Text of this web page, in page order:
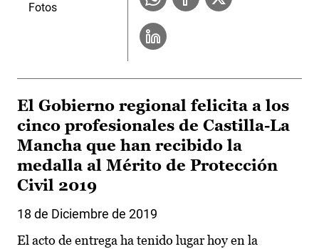
Fotos
El Gobierno regional felicita a los
cinco profesionales de Castilla-La
Mancha que han recibido la
medalla al Mérito de Protección
Civil 2019
18 de Diciembre de 2019
El acto de entrega ha tenido lugar hoy en la